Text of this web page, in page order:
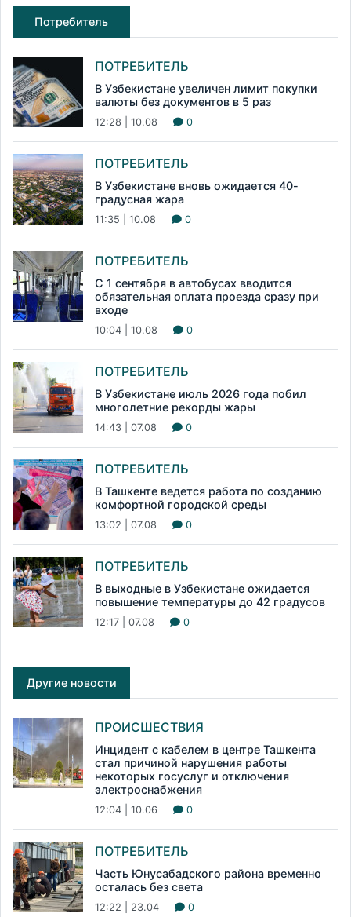
Потребитель
ПОТРЕБИТЕЛЬ
В Узбекистане увеличен лимит покупки
валюты без документов в 5 раз
12:28 | 10.08 0
ПОТРЕБИТЕЛЬ
В Узбекистане вновь ожидается 40-
градусная жара
11:35 | 10.08 0
ПОТРЕБИТЕЛЬ
С 1 сентября в автобусах вводится
обязательная оплата проезда сразу при
входе
10:04 | 10.08 0
ПОТРЕБИТЕЛЬ
В Узбекистане июль 2026 года побил
многолетние рекорды жары
14:43 | 07.08 0
ПОТРЕБИТЕЛЬ
В Ташкенте ведется работа по созданию
комфортной городской среды
13:02 | 07.08 0
ПОТРЕБИТЕЛЬ
В выходные в Узбекистане ожидается
повышение температуры до 42 градусов
12:17 | 07.08 0
Другие новости
ПРОИСШЕСТВИЯ
Инцидент с кабелем в центре Ташкента
стал причиной нарушения работы
некоторых госуслуг и отключения
электроснабжения
12:04 | 10.06 0
ПОТРЕБИТЕЛЬ
Часть Юнусабадского района временно
осталась без света
12:22 | 23.04 0